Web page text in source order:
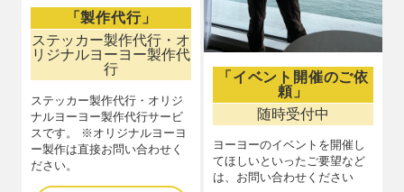
「製作代行」
ステッカー製作代行・オ
リジナルヨーヨー製作代
行
ステッカー製作代行・オリジ
ナルヨーヨー製作代行サービ
スです。 ※オリジナルヨーヨ
ー製作は直接お問い合わせく
ださい。
「イベント開催のご依
頼」
随時受付中
ヨーヨーのイベントを開催し
てほしいといったご要望など
は、お問い合わせください